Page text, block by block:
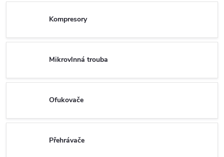
Kompresory
Mikrovlnná trouba
Ofukovače
Přehrávače